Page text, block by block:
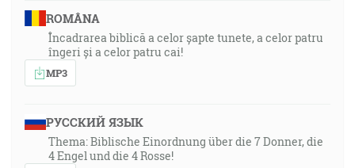
ROMÂNA
Încadrarea biblică a celor șapte tunete, a celor patru
îngeri și a celor patru cai!
MP3
РУССКИЙ ЯЗЫК
Thema: Biblische Einordnung über die 7 Donner, die
4 Engel und die 4 Rosse!